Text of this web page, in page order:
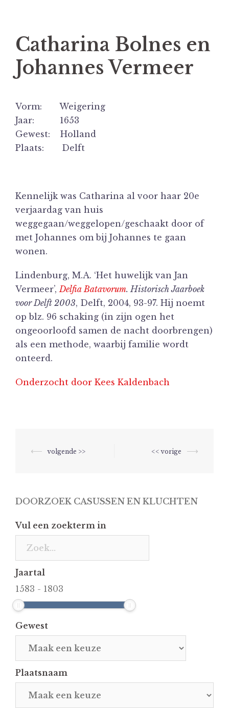
Catharina Bolnes en
Johannes Vermeer
Vorm: Weigering
Jaar: 1653
Gewest: Holland
Plaats: Delft
Kennelijk was Catharina al voor haar 20e
verjaardag van huis
weggegaan/weggelopen/geschaakt door of
met Johannes om bij Johannes te gaan
wonen.
Lindenburg, M.A. ‘Het huwelijk van Jan
Vermeer’, Delfia Batavorum. Historisch Jaarboek
voor Delft 2003, Delft, 2004, 93-97. Hij noemt
op blz. 96 schaking (in zijn ogen het
ongeoorloofd samen de nacht doorbrengen)
als een methode, waarbij familie wordt
onteerd.
Onderzocht door Kees Kaldenbach
Berichtnavigatie
⟵ ⟶
DOORZOEK CASUSSEN EN KLUCHTEN
Vul een zoekterm in
Jaartal
1583 - 1803
Gewest
Plaatsnaam